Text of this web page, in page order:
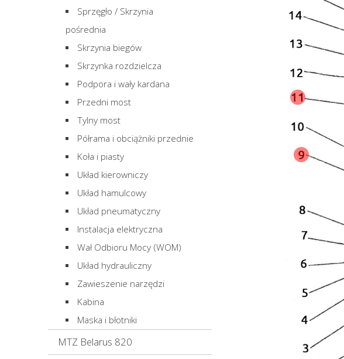
Sprzęgło / Skrzynia
pośrednia
Skrzynia biegów
Skrzynka rozdzielcza
Podpora i wały kardana
Przedni most
Tylny most
Półrama i obciążniki przednie
Koła i piasty
Układ kierowniczy
Układ hamulcowy
Układ pneumatyczny
Instalacja elektryczna
Wał Odbioru Mocy (WOM)
Układ hydrauliczny
Zawieszenie narzędzi
Kabina
Maska i błotniki
MTZ Belarus 820